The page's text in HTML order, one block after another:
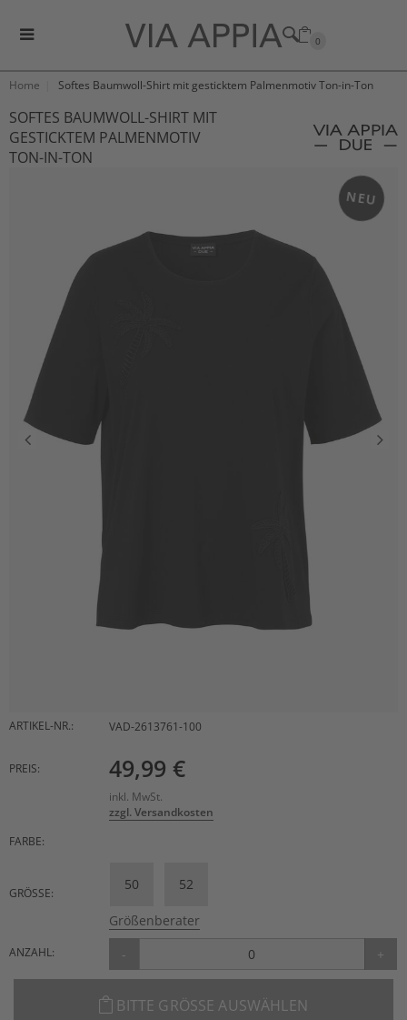
0
Home Softes Baumwoll-Shirt mit gesticktem Palmenmotiv Ton-in-Ton
SOFTES BAUMWOLL-SHIRT MIT
GESTICKTEM PALMENMOTIV
TON-IN-TON
NEU
ARTIKEL-NR.: VAD-2613761-100
PREIS: 49,99 €
inkl. MwSt.
zzgl. Versandkosten
FARBE:
GRÖSSE:
50 52
Größenberater
ANZAHL: - +
BITTE GRÖSSE AUSWÄHLEN